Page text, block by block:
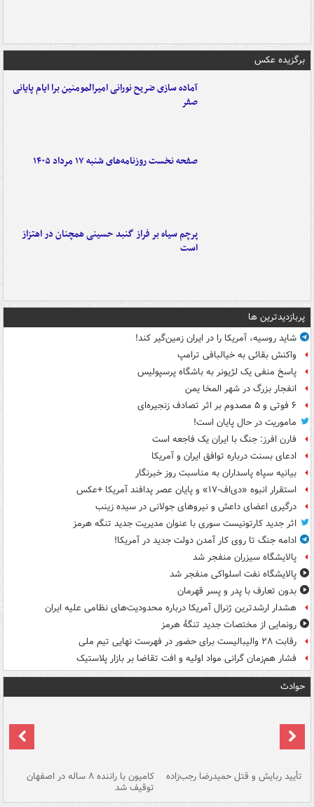
برگزیده عکس
آماده سازی ضریح نورانی امیرالمومنین برا ایام پایانی
صفر
صفحه نخست روزنامه‌های شنبه ۱۷ مرداد ۱۴۰۵
پرچم سیاه بر فراز گنبد حسینی همچنان در اهتزاز
است
پربازدیدترین ها
شاید روسیه، آمریکا را در ایران زمین‌گیر کند!
واکنش بقائی به خیالبافی ترامپ
پاسخ منفی یک لژیونر به باشگاه پرسپولیس
انفجار بزرگ در شهر المخا یمن
۶ فوتی و ۵ مصدوم بر اثر تصادف زنجیره‌ای
ماموریت در حال پایان است!
فارن افرز: جنگ با ایران یک فاجعه است
ادعای بسنت درباره توافق ایران و آمریکا
بیانیه سپاه پاسداران به مناسبت روز خبرنگار
استقرار انبوه «دی‌اف‑۱۷» و پایان عصر پدافند آمریکا +عکس
درگیری اعضای داعش و نیروهای جولانی در سیده زینب
اثر جدید کارتونیست سوری با عنوان مدیریت جدید تنگه هرمز
ادامه جنگ تا روی کار آمدن دولت جدید در آمریکا!
پالایشگاه سیزران منفجر شد
پالایشگاه نفت اسلواکی منفجر شد
بدون تعارف با پدر و پسر قهرمان
هشدار ارشدترین ژنرال آمریکا درباره محدودیت‌های نظامی علیه ایران
رونمایی از مختصات جدید تنگۀ هرمز
رقابت ۲۸ والیبالیست برای حضور در فهرست نهایی تیم ملی
فشار هم‌زمان گرانی مواد اولیه و افت تقاضا بر بازار پلاستیک
حوادث
تأیید ربایش و قتل حمیدرضا رجب‌زاده کامیون با راننده ۸ ساله در اصفهان
توقیف شد